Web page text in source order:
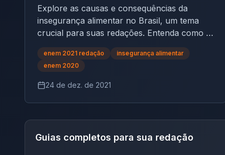
Explore as causas e consequências da
insegurança alimentar no Brasil, um tema
crucial para suas redações. Entenda como a
falta de acesso a alimentos de qualidade
afeta milhões de brasileiros e enrique
enem 2021 redação
insegurança alimentar
enem 2020
24 de dez. de 2021
Guias completos para sua redação